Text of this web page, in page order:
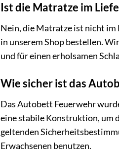
Ist die Matratze im
Nein, die Matratze ist nicht im
in unserem Shop bestellen.
und für einen erholsamen
Wie sicher ist das
Das Autobett Feuerwehr
eine stabile Konstruktion, um
geltenden
Erwachsenen benutzen.